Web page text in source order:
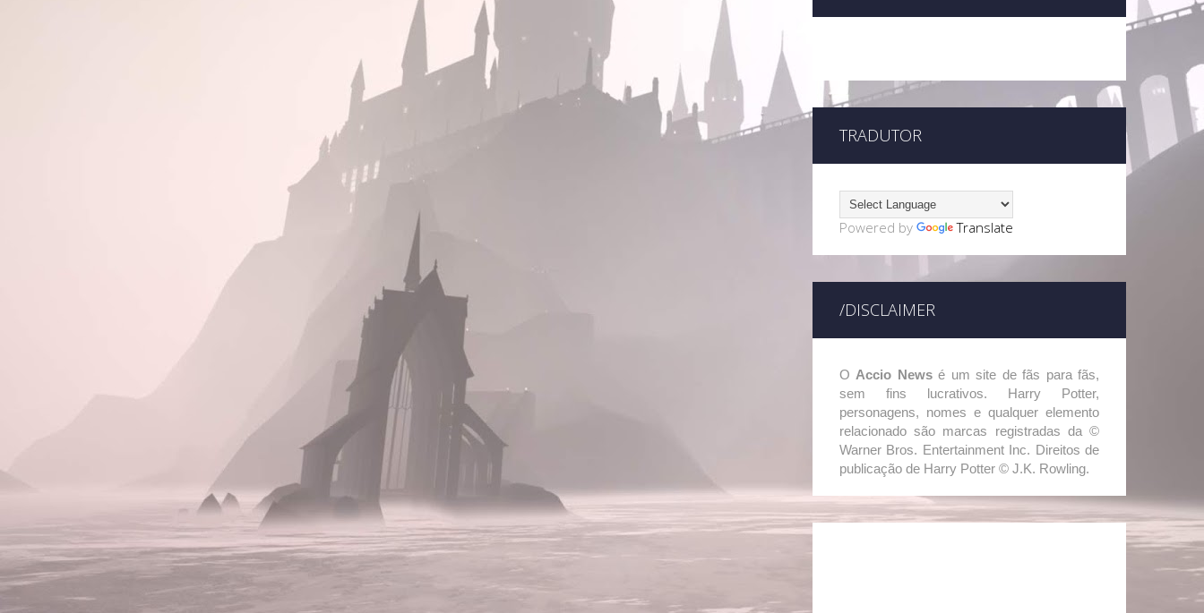
TRADUTOR
Powered by Translate
/DISCLAIMER
O Accio Newsé um site de fãs para fãs,
sem fins lucrativos. Harry Potter,
personagens, nomes e qualquer elemento
relacionado são marcas registradas da ©
Warner Bros. Entertainment Inc. Direitos de
publicação de Harry Potter © J.K. Rowling.